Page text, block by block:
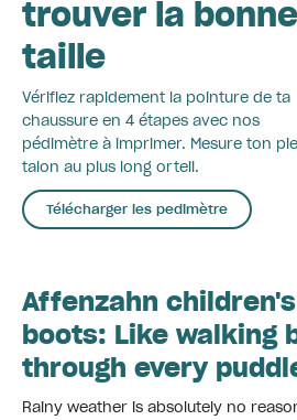
trouver la bonne
taille
Vérifiez rapidement la pointure de ta
chaussure en 4 étapes avec nos
pédimètre à imprimer. Mesure ton
talon au plus long orteil.
Télécharger les pedimètre
Affenzahn
boots: Like walking
through every
Rainy weather is absolutely no